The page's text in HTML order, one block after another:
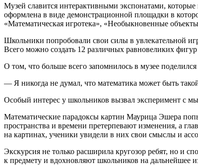
Музей славится интерактивными экспонатами,
оформлена в виде демонстрационной площадки в
«Математическая игротека», «Необыкновенные
Школьники попробовали свои силы в увлекательной
Всего можно создать 12 различных равновеликих
О том, что больше всего запомнилось в музее
— Я никогда не думал, что математика может быть
Особый интерес у школьников вызвал эксперимент с
Математические парадоксы картин Маурица Эшера
пространства и времени претерпевают изменения, а
на картинах, ученики увидели в них свои смыслы и
Экскурсия не только расширила кругозор ребят, но и
к предмету и вдохновляют школьников на дальнейшее